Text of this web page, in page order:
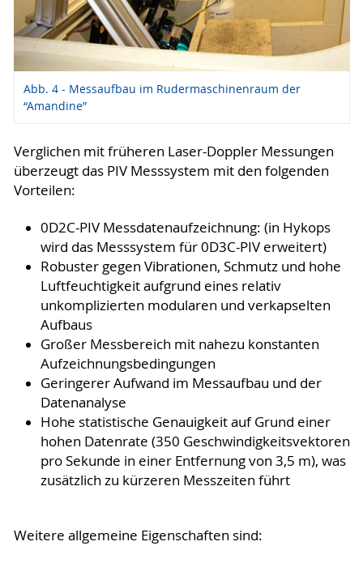
Abb. 4 - Messaufbau im Rudermaschinenraum der
“Amandine”
Verglichen mit früheren Laser-Doppler Messungen
überzeugt das PIV Messsystem mit den folgenden
Vorteilen:
0D2C-PIV Messdatenaufzeichnung: (in Hykops
wird das Messsystem für 0D3C-PIV erweitert)
Robuster gegen Vibrationen, Schmutz und hohe
Luftfeuchtigkeit aufgrund eines relativ
unkomplizierten modularen und verkapselten
Aufbaus
Großer Messbereich mit nahezu konstanten
Aufzeichnungsbedingungen
Geringerer Aufwand im Messaufbau und der
Datenanalyse
Hohe statistische Genauigkeit auf Grund einer
hohen Datenrate (350 Geschwindigkeitsvektoren
pro Sekunde in einer Entfernung von 3,5 m), was
zusätzlich zu kürzeren Messzeiten führt
Weitere allgemeine Eigenschaften sind: